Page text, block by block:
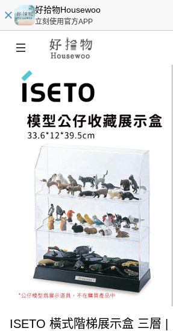
好拾物Housewoo
立刻使用官方APP
ISETO 橫式階梯展示盒 三層 |